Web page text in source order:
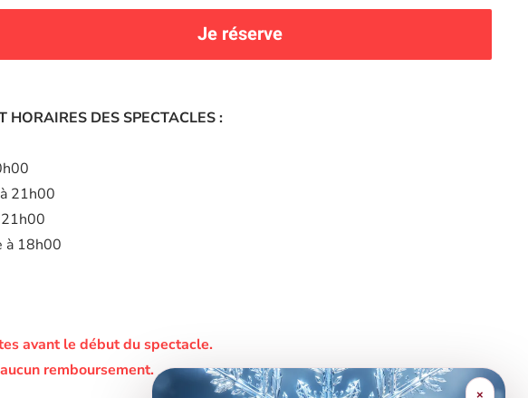
Je réserve
HORAIRES DES SPECTACLES :
21h00
à 18h00
avant le début du spectacle.
remboursement.
×